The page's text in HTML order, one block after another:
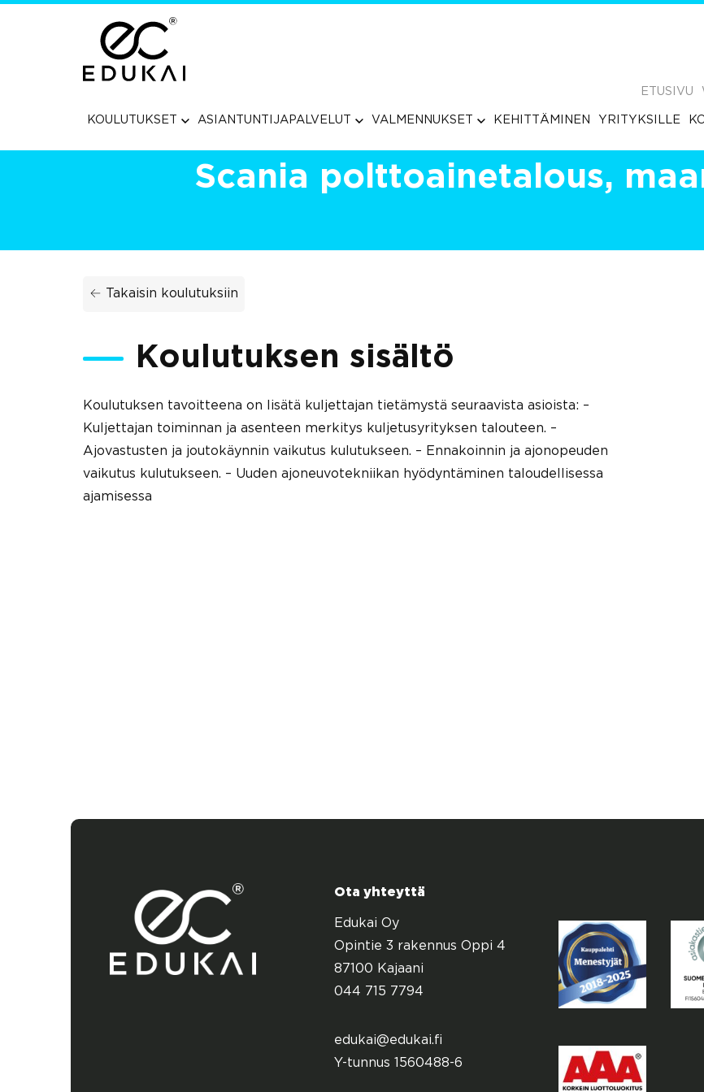
ETUSIVU
KOULUTUKSET ASIANTUNTIJAPALVELUT VALMENNUKSET KEHITTÄMINEN YRITYKSILLE
Scania polttoainetalous,
← Takaisin koulutuksiin
Koulutuksen sisältö
Koulutuksen tavoitteena on lisätä kuljettajan tietämystä seuraavista asioista: –
Kuljettajan toiminnan ja asenteen merkitys kuljetusyrityksen talouteen. –
Ajovastusten ja joutokäynnin vaikutus kulutukseen. – Ennakoinnin ja ajonopeuden
vaikutus kulutukseen. – Uuden ajoneuvotekniikan hyödyntäminen taloudellisessa
ajamisessa
Ota yhteyttä
Edukai Oy
Opintie 3 rakennus Oppi 4
87100 Kajaani
044 715 7794
edukai@edukai.fi
Y-tunnus 1560488-6